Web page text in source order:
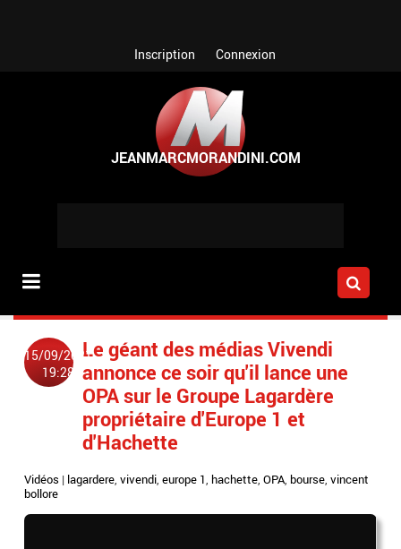
Inscription Connexion
15/09/2021
19:28
Le géant des médias Vivendi
annonce ce soir qu'il lance une
OPA sur le Groupe Lagardère
propriétaire d'Europe 1 et
d'Hachette
Vidéos | lagardere,vivendi,europe 1,hachette,OPA,bourse,vincent
bollore